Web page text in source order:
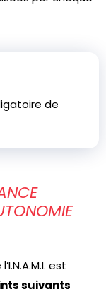
de
est
suivants